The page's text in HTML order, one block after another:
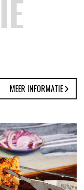
MEER INFORMATIE